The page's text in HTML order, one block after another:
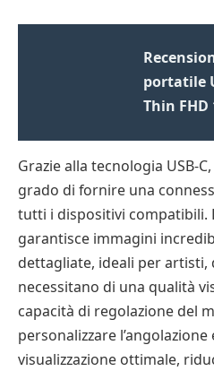
portatile
Thin FHD
Grazie alla tecnologia USB-
grado di fornire una
tutti i dispositivi compatibili.
garantisce immagini
dettagliate, ideali per
necessitano di una qualità
capacità di regolazione del
personalizzare l’angolazione
visualizzazione ottimale,